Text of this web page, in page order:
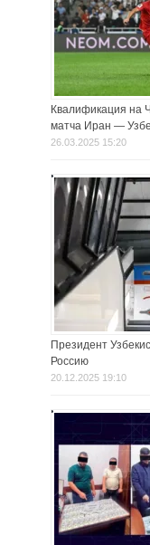
Квалификация на
матча Иран —
26.03.2025 15:20
Президент
Россию
20.12.2025 19:10